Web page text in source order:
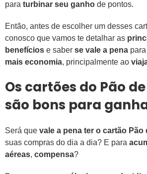
para turbinar seu ganho de pontos.
Então, antes de escolher um desses
conosco que vamos te detalhar as
benefícios e saber se vale a pena
mais economia, principalmente ao
Os cartões do Pão
são bons para
Será que vale a pena ter o cartão Pão
suas compras do dia a dia? E para
aéreas, compensa?